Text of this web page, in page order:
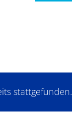
stattgefunden.